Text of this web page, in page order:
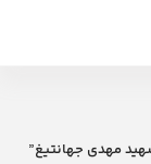
مهدی جهانتیغ”